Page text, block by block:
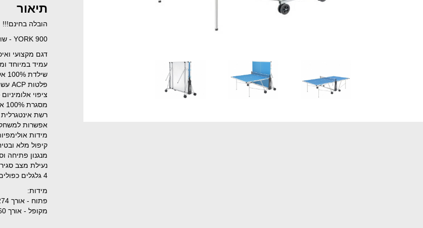
תיאור
הובלה בחינם!!!
YORK 900 - שולחן פינג פונג עמיד בכל מזג אויר
דגם מקצועי
עמיד במיוחד
שילדת 100% אלומיניום חזקה הכוללת מוטות חיזוק רוחביים.
פלטות ACP עשויות מלוחות אלומיניום מרוכבים בעובי 4 מ"מ.
ציפוי
מסגרת 100% אלומיניום מסיבית סביב השולחן לחיזוק והגנה.
רשת אינטגרלית
אפשרות למשחק
מידות
קיפול מלא
מנגנון פתיחה
נעילת מצב
4 גלגלים כפולים חזקים בקוטר 12.5 ס''מ לניוד קל.
מידות:
פתוח - אורך 274 ס"מ, רוחב 153 ס"מ, גובה 76 ס"מ
מקופל - אורך 60 ס"מ, רוחב 153 ס''מ, גובה 163 ס''מ